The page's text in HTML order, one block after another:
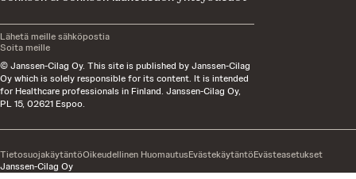
Lähetä meille sähköpostia
Soita meille
© Janssen-Cilag Oy. This site is published by Janssen-Cilag
Oy which is solely responsible for its content. It is intended
for Healthcare professionals in Finland. Janssen-Cilag Oy,
PL 15, 02621 Espoo.
Janssen-Cilag Oy
TietosuojakäytäntöOikeudellinen HuomautusEvästekäytäntöEvästeasetukset